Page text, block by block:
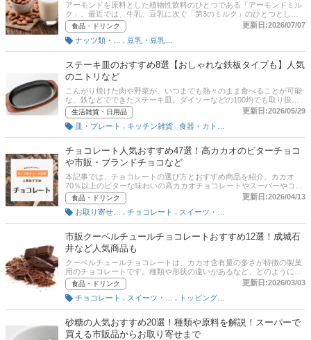
アーモンドを原料とした植物性飲料のひとつである「アーモンドミル
ク」。最近では、牛乳、豆乳に次ぐ「第3のミルク」のひとつとして
認知度が高まってきています。ビタミンEなどを豊富に含み栄養価が
高く、ダイエット中の方や健康志向の方に人気を集めています。この
記事では、スーパーや通販などで市販されている商品のなかから、ア
ーモンドミルクのおすすめ商品を厳選！美容や健康のために摂り入れ
たい方にうれしい「無糖タイプ」や、美味しく飲める「味（フレーバ
ー）付き」タイプ、オーガニックや添加物不使用のものまで幅広く紹
介します。記事後半には、Amazonや楽天市場など通販サイトの人気
ランキングをはじめ、アーモンドミルクの美味しい飲み方やアレンジ
レシピも掲載。ぜひ参考にして毎日の生活に取り入れやすいアーモン
ドミルクを見つけてください。
食品・ドリンク
更新日:2026/07/07
ステーキ皿のおすすめ8選【おしゃれな鉄板タイプも】人気
のニトリなど
こんがり焼けた肉や野菜が、いつまでも熱々のまま食べることが可能
な、鉄などでできたステーキ皿。ダイソーなどの100均でも取り扱っ
ています。また、ステーキだけでなく、スパゲティや焼きそば、オー
ブン料理にも使えて便利。この記事では、料理家の池 ももこさんへの
取材をもとに、ステーキ皿の選び方とおすすめ商品をご紹介します。
Amazonなど通販サイトの人気ランキングもあるので、売れ筋や口コ
ミをチェックしてみてください。
生活雑貨・日用品
更新日:2026/05/29
皿・プレート
キッチン雑貨
チョコレート人気おすすめ47選！高カカオのビターチョコ
や市販・ブランドチョコなど
本記事では、チョコレートの選び方とおすすめ商品を紹介。カカオ
70％以上のビターな味わいの高カカオチョコレートやスーパーやコン
ビニでも買える市販チョコ、バレンタインギフトやプレゼントにぴっ
たりの高級ブランドなど幅広く厳選しました。ユーザーに聞いたイチ
オシ商品の口コミも紹介しているので要チェックです。後半には、比
較一覧表や通販サイトの最新人気ランキングもあるので、売れ筋や口
コミとあわせてチェックしてみてください。
食品・ドリンク
更新日:2026/04/13
チョコレート
市販クーベルチュールチョコレートおすすめ12選！成城石
井など人気商品も
クーベルチュールチョコレートは、カカオ含有量の多さが特徴の製菓
用のチョコレートです。種類や形状の違いがあるなど、どのように選
べばよいかわからない人も多いのではないでしょうか。そこでこの記
事では、クーベルチュールチョコレートの選び方の説明とおすすめ商
品を紹介。市販されている人気の成城石井の商品や、大容量の業務用
商品、またおすすめのレシピも紹介しています。記事の後半には
Amazonや楽天など通販サイトの最新人気ランキングも載せています
ので、売れ筋や口コミもあわせてチェックしてみてください。
食品・ドリンク
更新日:2026/03/03
チョコレート
砂糖の人気おすすめ20選！種類や原料を解説！スーパーで
買える市販品からお取り寄せまで